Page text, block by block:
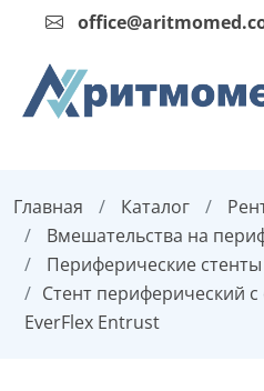
Главная Каталог
Вмешательства на
Периферические стенты
Стент периферический
EverFlex Entrust